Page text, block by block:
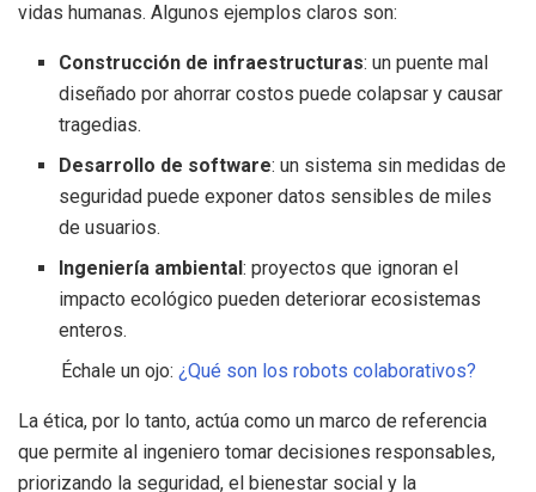
vidas humanas. Algunos ejemplos claros son:
Construcción de infraestructuras: un puente mal
diseñado por ahorrar costos puede colapsar y causar
tragedias.
Desarrollo de software: un sistema sin medidas de
seguridad puede exponer datos sensibles de miles
de usuarios.
Ingeniería ambiental: proyectos que ignoran el
impacto ecológico pueden deteriorar ecosistemas
enteros.
Échale un ojo: ¿Qué son los robots colaborativos?
La ética, por lo tanto, actúa como un marco de referencia
que permite al ingeniero tomar decisiones responsables,
priorizando la seguridad, el bienestar social y la